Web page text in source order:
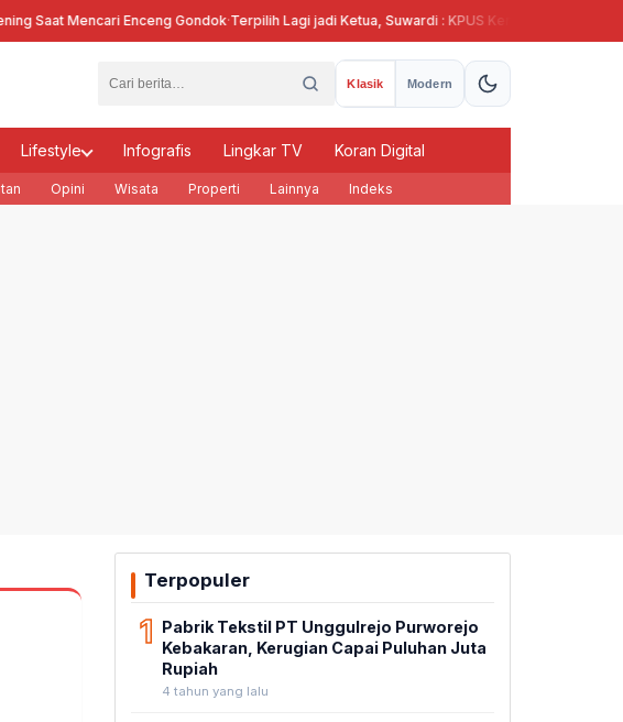
Mencari Enceng Gondok·Terpilih Lagi jadi Ketua, Suwardi : KPUS Kendal Siap Terlibat Suplai
Klasik Modern
Lifestyle Infografis Lingkar TV Koran Digital
Opini Wisata Properti Lainnya Indeks
Terpopuler
1 Pabrik Tekstil PT Unggulrejo Purworejo
Kebakaran, Kerugian Capai Puluhan Juta
Rupiah
4 tahun yang lalu